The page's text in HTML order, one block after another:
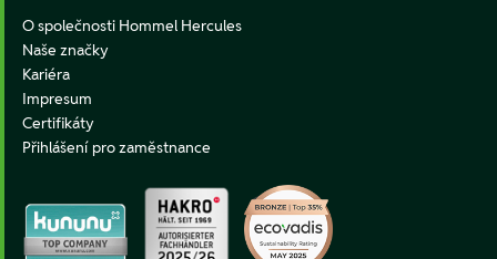
O společnosti Hommel Hercules
Naše značky
Kariéra
Impresum
Certifikáty
Přihlášení pro zaměstnance